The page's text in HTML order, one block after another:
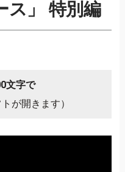
ス」 特別編
文字で
が開きます）